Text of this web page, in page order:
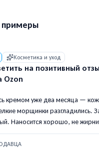
Косметика и уход
на позитивный
Ozon
кремом уже два месяца —
морщинки разгладились.
Наносится хорошо, не
и маме взяла. Однозначно